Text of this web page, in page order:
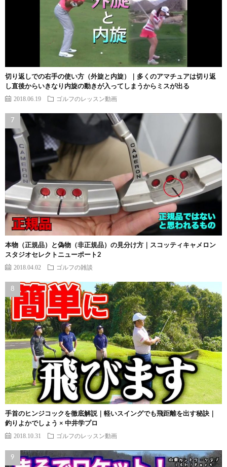
切り返しでの右手の使い方（外旋と内旋）｜多くのアマチュアは切り返
し直後からいきなり内旋の動きが入ってしまうからミスが出る
2018.06.19 ゴルフのレッスン動画
本物（正規品）と偽物（非正規品）の見分け方｜スコッティキャメロン
スタジオセレクトニューポート2
2018.04.02 ゴルフの雑談
手首のヒンジコックを徹底解説｜軽いスイングでも飛距離を出す秘訣｜
釣りよかでしょう × 中井学プロ
2018.10.31 ゴルフのレッスン動画